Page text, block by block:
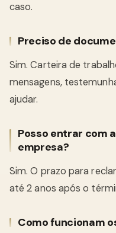
caso.
Preciso de
Sim. Carteira de
mensagens,
ajudar.
Posso entrar com
empresa?
Sim. O prazo para
até 2 anos após o
Como funcionam